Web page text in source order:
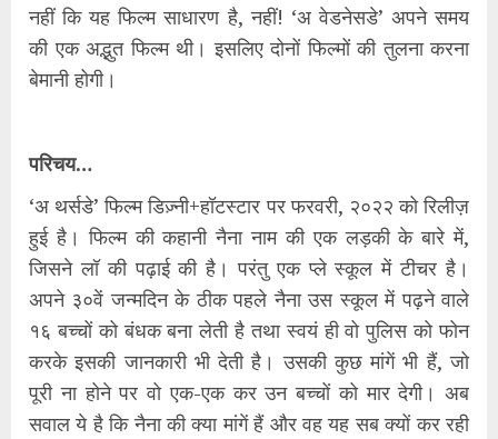
नहीं कि यह फिल्म साधारण है, नहीं! ‘अ वेडनेसडे’ अपने समय
की एक अद्भुत फिल्म थी। इसलिए दोनों फिल्मों की तुलना करना
बेमानी होगी।
परिचय…
‘अ थर्सडे’ फिल्म डिज़्नी+हॉटस्टार पर फरवरी, २०२२ को रिलीज़
हुई है। फिल्म की कहानी नैना नाम की एक लड़की के बारे में,
जिसने लॉ की पढ़ाई की है। परंतु एक प्ले स्कूल में टीचर है।
अपने ३०वें जन्मदिन के ठीक पहले नैना उस स्कूल में पढ़ने वाले
१६ बच्चों को बंधक बना लेती है तथा स्वयं ही वो पुलिस को फोन
करके इसकी जानकारी भी देती है। उसकी कुछ मांगें भी हैं, जो
पूरी ना होने पर वो एक-एक कर उन बच्चों को मार देगी। अब
सवाल ये है कि नैना की क्या मांगें हैं और वह यह सब क्यों कर रही